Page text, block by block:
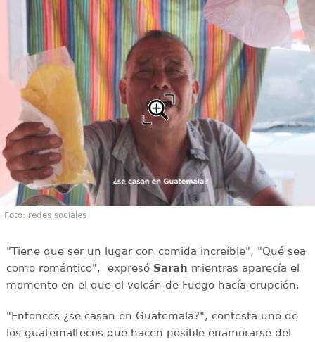
Foto: redes sociales
"Tiene que ser un lugar con comida increíble", "Qué sea
como romántico", expresó Sarah mientras aparecía el
momento en el que el volcán de Fuego hacía erupción.
"Entonces ¿se casan en Guatemala?", contesta uno de
los guatemaltecos que hacen posible enamorarse del